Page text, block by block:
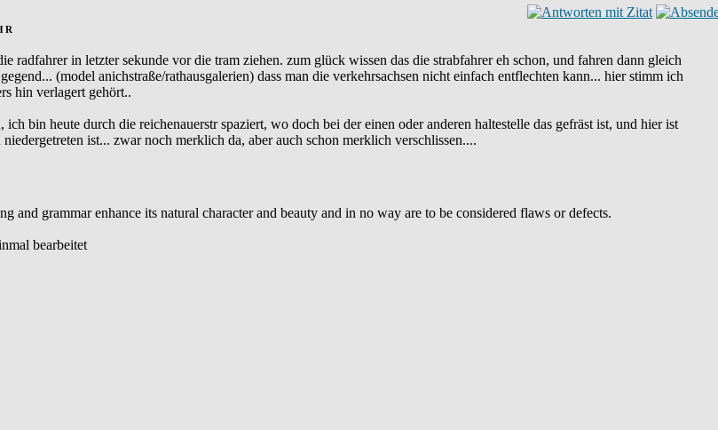
radfahrer in letzter sekunde vor die tram ziehen. zum glück wissen das die strabfahrer eh schon, und fahren dann gleich
(model anichstraße/rathausgalerien) dass man die verkehrsachsen nicht einfach entflechten kann... hier stimm ich
hin verlagert gehört..
bin heute durch die reichenauerstr spaziert, wo doch bei der einen oder anderen haltestelle das gefräst ist, und hier ist
ist... zwar noch merklich da, aber auch schon merklich verschlissen....
and grammar enhance its natural character and beauty and in no way are to be considered flaws or defects.
bearbeitet